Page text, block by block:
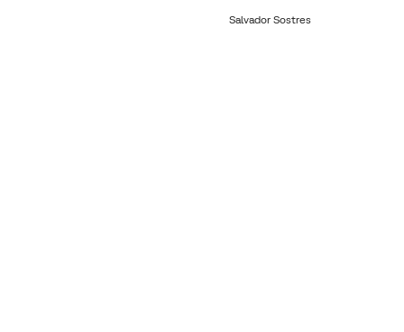
Salvador Sostres